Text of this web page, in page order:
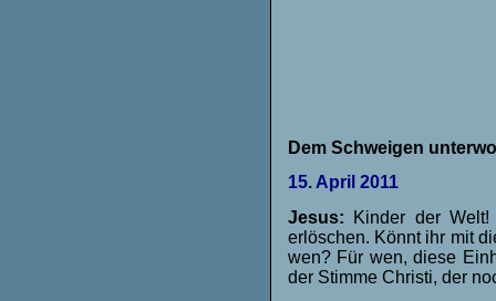
Dem Schweigen
15. April 2011
Jesus: Kinder der
erlöschen. Könnt ihr mit
wen? Für wen, diese
der Stimme Christi, der